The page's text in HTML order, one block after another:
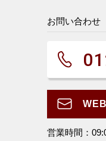
お問い合わせ
営業時間：